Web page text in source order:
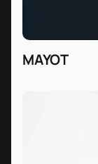
MAYOT